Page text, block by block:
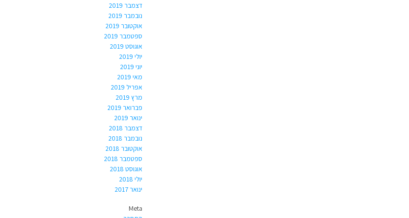
דצמבר 2019
נובמבר 2019
אוקטובר 2019
ספטמבר 2019
אוגוסט 2019
יולי 2019
יוני 2019
מאי 2019
אפריל 2019
מרץ 2019
פברואר 2019
ינואר 2019
דצמבר 2018
נובמבר 2018
אוקטובר 2018
ספטמבר 2018
אוגוסט 2018
יולי 2018
ינואר 2017
Meta